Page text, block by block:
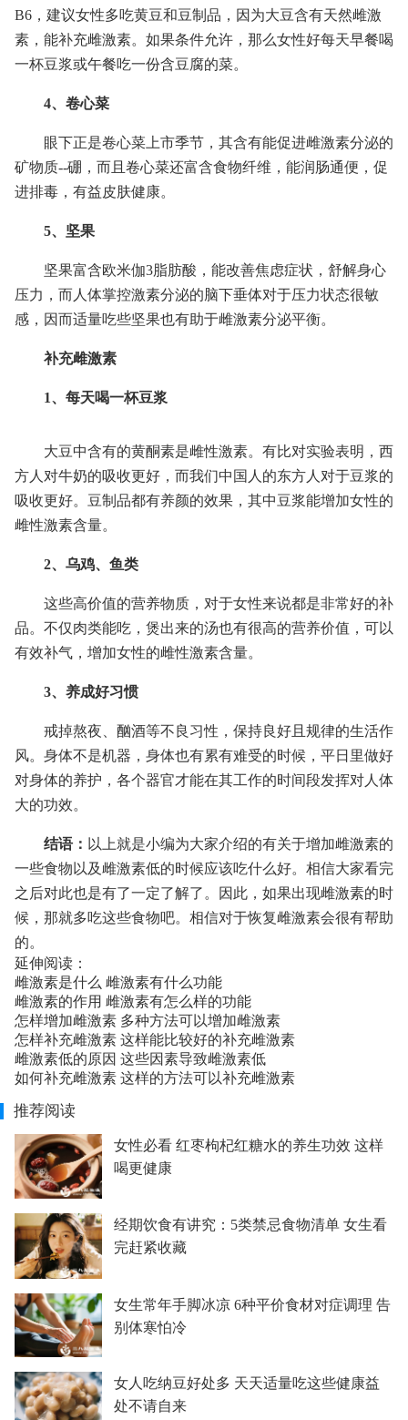
B6，建议女性多吃黄豆和豆制品，因为大豆含有天然雌激
素，能补充雌激素。如果条件允许，那么女性好每天早餐喝
一杯豆浆或午餐吃一份含豆腐的菜。
4、卷心菜
眼下正是卷心菜上市季节，其含有能促进雌激素分泌的
矿物质--硼，而且卷心菜还富含食物纤维，能润肠通便，促
进排毒，有益皮肤健康。
5、坚果
坚果富含欧米伽3脂肪酸，能改善焦虑症状，舒解身心
压力，而人体掌控激素分泌的脑下垂体对于压力状态很敏
感，因而适量吃些坚果也有助于雌激素分泌平衡。
补充雌激素
1、每天喝一杯豆浆
大豆中含有的黄酮素是雌性激素。有比对实验表明，西
方人对牛奶的吸收更好，而我们中国人的东方人对于豆浆的
吸收更好。豆制品都有养颜的效果，其中豆浆能增加女性的
雌性激素含量。
2、乌鸡、鱼类
这些高价值的营养物质，对于女性来说都是非常好的补
品。不仅肉类能吃，煲出来的汤也有很高的营养价值，可以
有效补气，增加女性的雌性激素含量。
3、养成好习惯
戒掉熬夜、酗酒等不良习性，保持良好且规律的生活作
风。身体不是机器，身体也有累有难受的时候，平日里做好
对身体的养护，各个器官才能在其工作的时间段发挥对人体
大的功效。
结语： 以上就是小编为大家介绍的有关于增加雌激素的
一些食物以及雌激素低的时候应该吃什么好。相信大家看完
之后对此也是有了一定了解了。因此，如果出现雌激素的时
候，那就多吃这些食物吧。相信对于恢复雌激素会很有帮助
的。
延伸阅读：
雌激素是什么 雌激素有什么功能
雌激素的作用 雌激素有怎么样的功能
怎样增加雌激素 多种方法可以增加雌激素
怎样补充雌激素 这样能比较好的补充雌激素
雌激素低的原因 这些因素导致雌激素低
如何补充雌激素 这样的方法可以补充雌激素
推荐阅读
女性必看 红枣枸杞红糖水的养生功效 这样
喝更健康
经期饮食有讲究：5类禁忌食物清单 女生看
完赶紧收藏
女生常年手脚冰凉 6种平价食材对症调理 告
别体寒怕冷
女人吃纳豆好处多 天天适量吃这些健康益
处不请自来